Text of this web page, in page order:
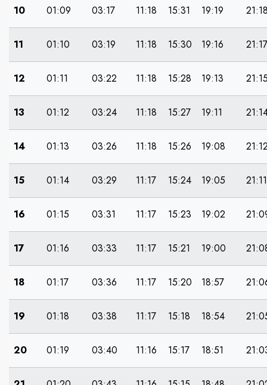
10 01:09 03:17 11:18 15:31 19:19
11 01:10 03:19 11:18 15:30 19:16 21:17
12 01:11 03:22 11:18 15:28 19:13
13 01:12 03:24 11:18 15:27 19:11
14 01:13 03:26 11:18 15:26 19:08
15 01:14 03:29 11:17 15:24 19:05 21:11
16 01:15 03:31 11:17 15:23 19:02
17 01:16 03:33 11:17 15:21 19:00
18 01:17 03:36 11:17 15:20 18:57
19 01:18 03:38 11:17 15:18 18:54
20 01:19 03:40 11:16 15:17 18:51